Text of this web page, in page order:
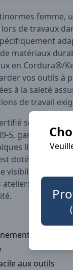
femme,
de travaux
matériaux
en Cordura®/
vos outils à
à la saleté
de travail
selon
5, garantissant
liquides. En
doté de bandes
accrue.
ce
difficiles
aux outils